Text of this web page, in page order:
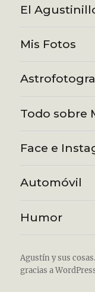
El
Mis Fotos
Todo sobre
Face e
Automóvil
Humor
Agustín y sus
gracias a